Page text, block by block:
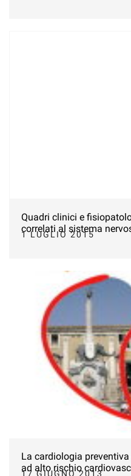
Quadri clinici e
correlati al sistema
1 LUGLIO 2015
La cardiologia
ad alto rischio
17 GIUGNO 2013